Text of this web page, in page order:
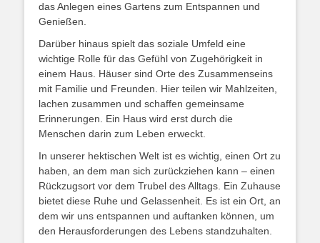
das Anlegen eines Gartens zum Entspannen und
Genießen.
Darüber hinaus spielt das soziale Umfeld eine
wichtige Rolle für das Gefühl von Zugehörigkeit in
einem Haus. Häuser sind Orte des Zusammenseins
mit Familie und Freunden. Hier teilen wir Mahlzeiten,
lachen zusammen und schaffen gemeinsame
Erinnerungen. Ein Haus wird erst durch die
Menschen darin zum Leben erweckt.
In unserer hektischen Welt ist es wichtig, einen Ort zu
haben, an dem man sich zurückziehen kann – einen
Rückzugsort vor dem Trubel des Alltags. Ein Zuhause
bietet diese Ruhe und Gelassenheit. Es ist ein Ort, an
dem wir uns entspannen und auftanken können, um
den Herausforderungen des Lebens standzuhalten.